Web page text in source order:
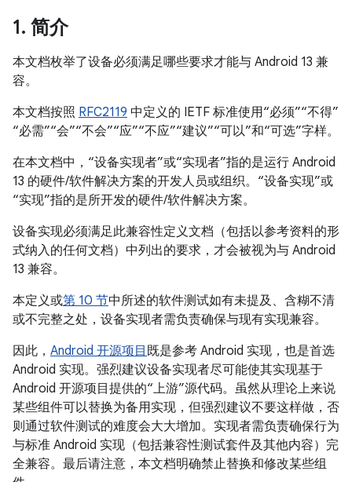
1. 简介
本文档枚举了设备必须满足哪些要求才能与 Android 13 兼
容。
本文档按照 RFC2119 中定义的 IETF 标准使用“必须”“不得”
“必需”“会”“不会”“应”“不应”“建议”“可以”和“可选”字样。
在本文档中，“设备实现者”或“实现者”指的是运行 Android
13 的硬件/软件解决方案的开发人员或组织。“设备实现”或
“实现”指的是所开发的硬件/软件解决方案。
设备实现必须满足此兼容性定义文档（包括以参考资料的形
式纳入的任何文档）中列出的要求，才会被视为与 Android
13 兼容。
本定义或第 10 节中所述的软件测试如有未提及、含糊不清
或不完整之处，设备实现者需负责确保与现有实现兼容。
因此， Android 开源项目 既是参考 Android 实现，也是首选
Android 实现。强烈建议设备实现者尽可能使其实现基于
Android 开源项目提供的“上游”源代码。虽然从理论上来说
某些组件可以替换为备用实现，但强烈建议不要这样做，否
则通过软件测试的难度会大大增加。实现者需负责确保行为
与标准 Android 实现（包括兼容性测试套件及其他内容）完
全兼容。最后请注意，本文档明确禁止替换和修改某些组